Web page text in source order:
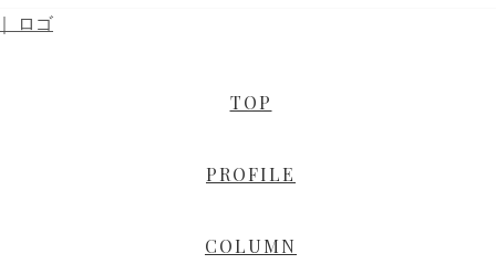
TOP
PROFILE
COLUMN